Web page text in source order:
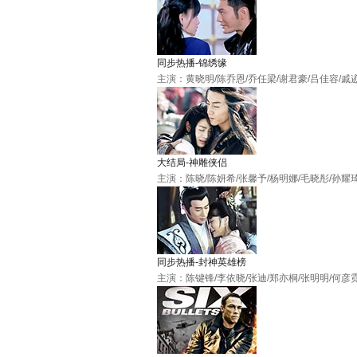
同步热播-锦绣缘
主演：黄晓明/陈乔恩/乔任梁/谢君豪/吕佳容/戚
大结局-神雕侠侣
主演：陈晓/陈妍希/张馨予/杨明娜/毛晓彤/孙耀
同步热播-封神英雄榜
主演：陈键锋/李依晓/张迪/郑亦桐/张明明/何彦